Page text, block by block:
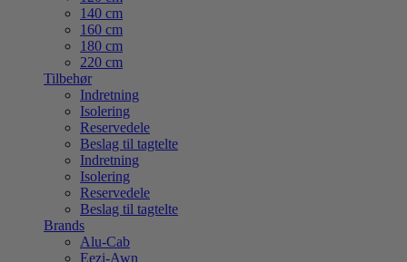
140 cm
160 cm
180 cm
220 cm
Tilbehør
Indretning
Isolering
Reservedele
Beslag til tagtelte
Indretning
Isolering
Reservedele
Beslag til tagtelte
Brands
Alu-Cab
Eezi-Awn